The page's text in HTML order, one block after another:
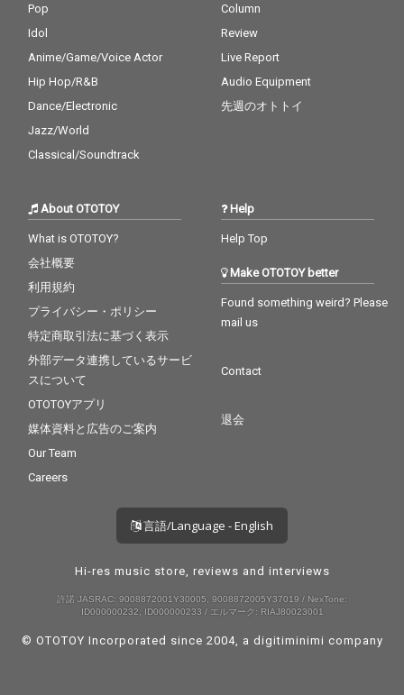
Pop
Idol
Anime/Game/Voice Actor
Hip Hop/R&B
Dance/Electronic
Jazz/World
Classical/Soundtrack
Column
Review
Live Report
Audio Equipment
先週のオトトイ
About OTOTOY
What is OTOTOY?
会社概要
利用規約
プライバシー・ポリシー
特定商取引法に基づく表示
外部データ連携しているサービ
スについて
OTOTOYアプリ
媒体資料と広告のご案内
Our Team
Careers
Help
Help Top
Make OTOTOY better
Found something weird? Please
mail us
Contact
退会
言語/Language - English
Hi-res music store, reviews and interviews
許諾 JASRAC: 9008872001Y30005, 9008872005Y37019 / NexTone:
ID000000232, ID000000233 / エルマーク: RIAJ80023001
© OTOTOY Incorporated since 2004, a digitiminimi company